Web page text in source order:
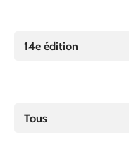
14e édition
Tous